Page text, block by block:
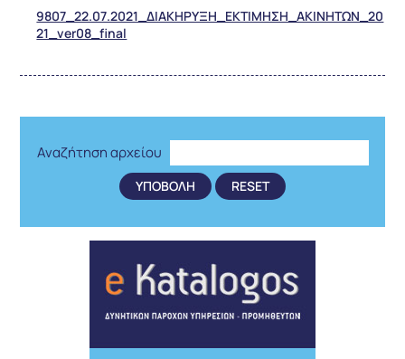
9807_22.07.2021_ΔΙΑΚΗΡΥΞΗ_ΕΚΤΙΜΗΣΗ_ΑΚΙΝΗΤΩΝ_20
21_ver08_final
Αναζήτηση αρχείου